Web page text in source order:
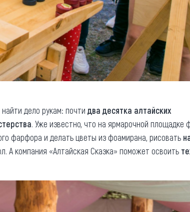
найти дело рукам: почти два десятка алтайских
. Уже известно, что на ярмарочной площадке
фарфора и делать цветы из фоамирана, рисовать
А компания «Алтайская Сказка» поможет освоить